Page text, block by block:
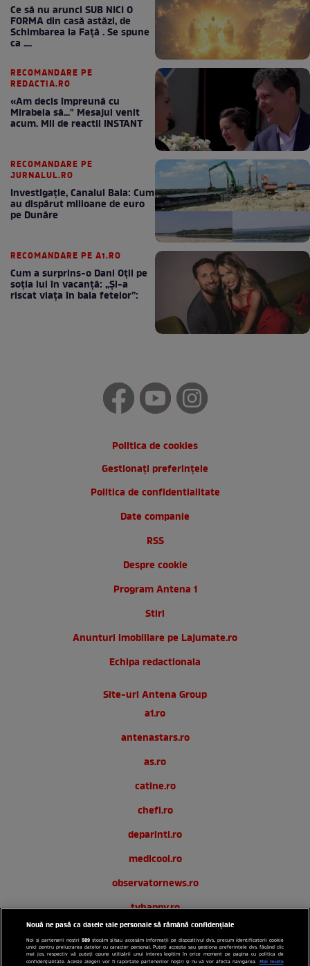
Ce să nu arunci SUB NICI O
FORMA din casă astăzi, de
Schimbarea la Față . Se spune
ca ....
RECOMANDARE PE
REDACTIA.RO
«Am decis împreună cu
Mirabela să..." Mesajul venit
acum. Mii de reactii INSTANT
RECOMANDARE PE
JURNALUL.RO
Investigație, Canalul Bala: Cum
au dispărut milioane de euro
pe Dunăre
RECOMANDARE PE A1.RO
Cum a surprins-o Dani Oțil pe
soția lui în vacanță: „Și-a
riscat viața în baia fetelor”:
Politica de cookies
Gestionați preferințele
Politica de confidentialitate
Date companie
RSS
Despre cookie
Program Antena 1
Stiri
Anunturi imobiliare pe Lajumate.ro
Echipa redactionala
Site-uri Antena Group
a1.ro
antenastars.ro
as.ro
catine.ro
chefi.ro
deparinti.ro
medicool.ro
observatornews.ro
tvhappy.ro
useit.ro
zutv.ro
Nouă ne pasă ca datele tale personale să rămână confidențiale
Noi și partenerii noștri589 stocăm și/sau accesăm informații pe dispozitivul dvs., precum identificatorii cookie
unici pentru prelucrarea datelor cu caracter personal. Puteți accepta sau gestiona preferințele dvs. făcând clic
mai jos, respectiv vă puteți opune utilizării unui interes legitim în orice moment pe pagina cu politica de
confidențialitate. Aceste alegeri vor fi raportate partenerilor noștri și nu vă vor afecta navigarea. Mai multe